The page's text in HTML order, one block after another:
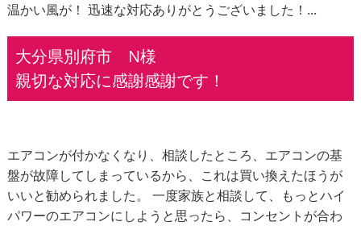
温かい風が！ 迅速な対応ありがとうございました！...
大分県別府市 N様
親切な対応に感謝感謝です！
エアコンが付かなくなり、相談したところ、エアコンの基
盤が故障してしまっているから、これは買い換えたほうが
いいと勧められました。 一度家族と相談して、もっとハイ
パワーのエアコンにしようと思ったら、コンセントが合わ